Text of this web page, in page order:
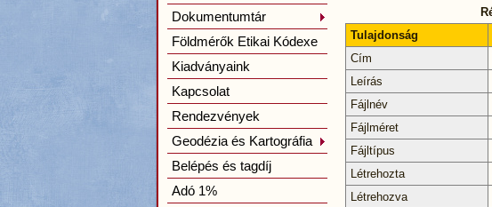
Dokumentumtár
Földmérők Etikai Kódexe
Kiadványaink
Kapcsolat
Rendezvények
Geodézia és Kartográfia
Belépés és tagdíj
Adó 1%
Tulajdonság
Cím
Leírás
Fájlnév
Fájlméret
Fájltípus
Létrehozta
Létrehozva